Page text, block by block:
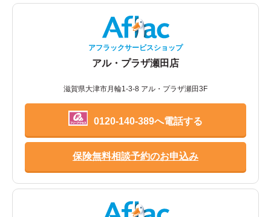
アフラックサービスショップ
アル・プラザ瀬田店
滋賀県大津市月輪1-3-8 アル・プラザ瀬田3F
0120-140-389へ電話する
保険無料相談予約のお申込み